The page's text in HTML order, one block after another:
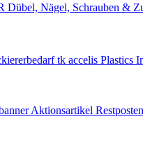
Dübel, Nägel, Schrauben &
tk accelis Plastics
Aktionsartikel Restposten